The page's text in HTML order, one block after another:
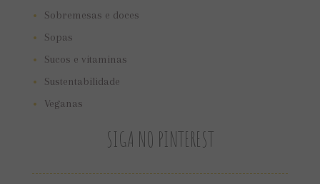
Sobremesas e doces
Sopas
Sucos e vitaminas
Sustentabilidade
Veganas
SIGA NO PINTEREST